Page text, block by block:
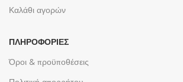
Καλάθι αγορών
ΠΛΗΡΟΦΟΡΊΕΣ
Όροι & προϋποθέσεις